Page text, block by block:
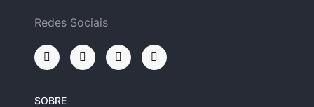
Redes Sociais
SOBRE